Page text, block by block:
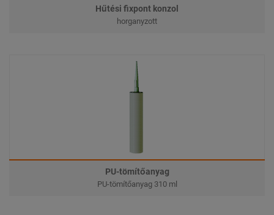
Hűtési fixpont konzol
horganyzott
PU-tömítőanyag
PU-tömítőanyag 310 ml